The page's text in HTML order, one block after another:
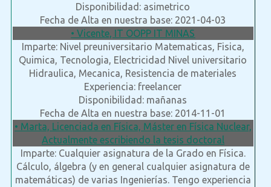
Disponibilidad: asimetrico
Fecha de Alta en nuestra base: 2021-04-03
• Vicente, IT OOPP IT MINAS
Imparte: Nivel preuniversitario Matematicas, Fisica,
Quimica, Tecnologia, Electricidad Nivel universitario
Hidraulica, Mecanica, Resistencia de materiales
Experiencia: freelancer
Disponibilidad: mañanas
Fecha de Alta en nuestra base: 2014-11-01
• Marta, Licenciada en Física, Máster en Física Nuclear,
Actualmente escribiendo la tesis doctoral
Imparte: Cualquier asignatura de la Grado en Física.
Cálculo, álgebra (y en general cualquier asignatura de
matemáticas) de varias Ingenierías. Tengo experiencia